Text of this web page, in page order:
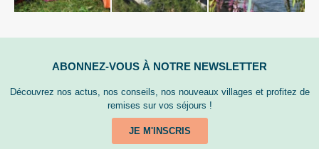
ABONNEZ-VOUS À NOTRE NEWSLETTER
Découvrez nos actus, nos conseils, nos nouveaux villages et profitez de
remises sur vos séjours !
JE M'INSCRIS